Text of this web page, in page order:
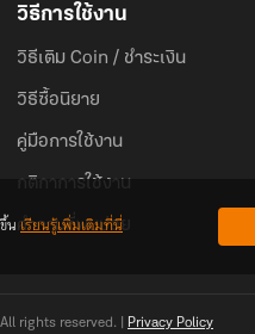
วิธีการใช้งาน
วิธีเติม Coin / ชำระเงิน
วิธีซื้อนิยาย
คู่มือการใช้งาน
กติกาการใช้งาน
คำถามที่พบบ่อย
All rights reserved. | Privacy Policy
นเรียนรู้เพิ่มเติมที่นี่